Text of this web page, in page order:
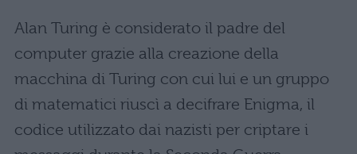
Alan Turing è considerato il padre del
computer grazie alla creazione della
macchina di Turing con cui lui e un gruppo
di matematici riuscì a decifrare Enigma, il
codice utilizzato dai nazisti per criptare i